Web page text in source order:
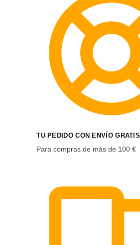
TU PEDIDO CON ENVÍO GRATIS
Para compras de más de 100 €